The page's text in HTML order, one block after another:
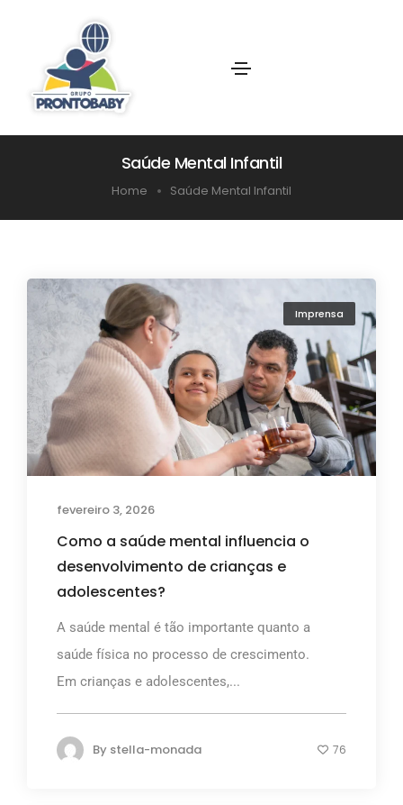
Saúde Mental Infantil
Home Saúde Mental Infantil
Imprensa
fevereiro 3, 2026
Como a saúde mental influencia o
desenvolvimento de crianças e
adolescentes?
A saúde mental é tão importante quanto a
saúde física no processo de crescimento.
Em crianças e adolescentes,...
By stella-monada 76